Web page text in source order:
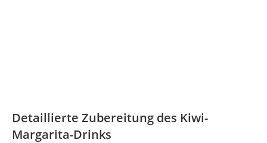
Detaillierte Zubereitung des Kiwi-
Margarita-Drinks